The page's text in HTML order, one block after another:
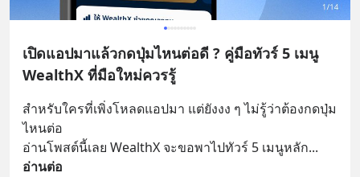
เปิดแอปมาแล้วกดปุ่มไหนต่อดี ? คู่มือทัวร์ 5 เมนู
WealthX ที่มือใหม่ควรรู้
สำหรับใครที่เพิ่งโหลดแอปมา แต่ยังงง ๆ ไม่รู้ว่าต้องกดปุ่ม
ไหนต่อ
อ่านโพสต์นี้เลย WealthX จะขอพาไปทัวร์ 5 เมนูหลัก
อ่านต่อ